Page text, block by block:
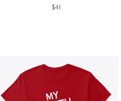
$41